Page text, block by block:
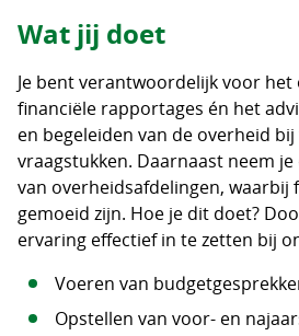
Wat jij doet
Je bent verantwoordelijk voor het
financiële rapportages én het
en begeleiden van de overheid
vraagstukken. Daarnaast neem
van overheidsafdelingen, waarbij
gemoeid zijn. Hoe je dit doet?
ervaring effectief in te zetten bij
Voeren van
Opstellen van voor- en